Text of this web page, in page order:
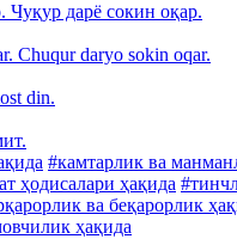
Чуқур дарё сокин оқар.
Chuqur daryo sokin oqar.
din.
#камтарлик ва
ҳодисалари ҳақида
ва беқарорлик
ҳақида